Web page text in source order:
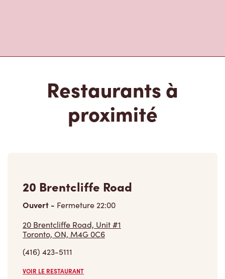
Restaurants à
proximité
20 Brentcliffe Road
Ouvert - Fermeture22:00
20 Brentcliffe Road, Unit #1
Toronto, ON, M4G 0C6
(416) 423-5111
VOIR LE RESTAURANT